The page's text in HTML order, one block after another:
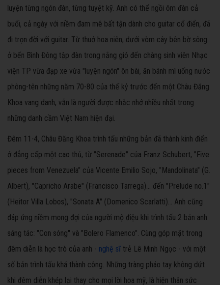
luyện từng ngón đàn, từng tuyệt kỹ. Anh có thể ngồi ôm đàn cả
buổi, cả ngày với niềm đam mê bất tận dành cho guitar cổ điển, đã
đi trọn đời với guitar. Từ thuở hoa niên, dưới vòm cây bên bờ sông
ở bến Bình Đông tập đàn trong nắng gió đến chàng sinh viên Nhạc
viện TP vừa đạp xe vừa "luyện ngón" ôn bài, ăn bánh mì uống nước
phông-tên những năm 70-80 của thế kỷ trước đến một Châu Đăng
Khoa vang danh, vẫn là người được nhắc nhớ nhiều nhất trong
những danh cầm Việt Nam hiện đại.
Đêm 11-4, Châu Đăng Khoa trình tấu những bản đã thành kinh điển
ở đẳng cấp một cao thủ, từ "Serenade" của Franz Schubert, "Five
pieces from Venezuela" của Vicente Emilio Sojo, "Mandolinata" (G.
Albert), "Capricho Arabe" (Francisco Tarrega)... đến "Prelude no.1"
(Heitor Villa Lobos), "Sonata A" (Domenico Scarlatti)... Anh cũng
đáp ứng niềm mong đợi của người mộ điệu khi trình tấu 2 bản anh
sáng tác: "Con sóng" và "Bolero Flamenco". Cùng góp mặt trong
đêm diễn là học trò của anh - nghệ sĩ trẻ Lê Minh Ngọc - với một
số bản trình tấu khá thành công. Những tràng pháo tay không dứt
khi đêm diễn khép lại thay cho mọi lời hoa mỹ, là hiện thân sức